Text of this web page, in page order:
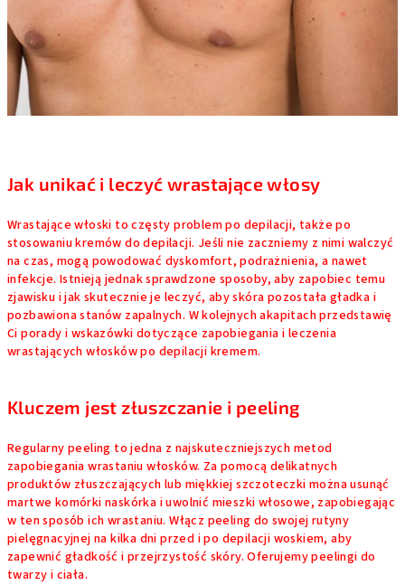
Jak unikać i leczyć wrastające włosy
Wrastające włoski to częsty problem po depilacji, także po
stosowaniu kremów do depilacji. Jeśli nie zaczniemy z nimi walczyć
na czas, mogą powodować dyskomfort, podrażnienia, a nawet
infekcje. Istnieją jednak sprawdzone sposoby, aby zapobiec temu
zjawisku i jak skutecznie je leczyć, aby skóra pozostała gładka i
pozbawiona stanów zapalnych. W kolejnych akapitach przedstawię
Ci porady i wskazówki dotyczące zapobiegania i leczenia
wrastających włosków po depilacji kremem.
Kluczem jest złuszczanie i peeling
Regularny peeling to jedna z najskuteczniejszych metod
zapobiegania wrastaniu włosków. Za pomocą delikatnych
produktów złuszczających lub miękkiej szczoteczki można usunąć
martwe komórki naskórka i uwolnić mieszki włosowe, zapobiegając
w ten sposób ich wrastaniu. Włącz peeling do swojej rutyny
pielęgnacyjnej na kilka dni przed i po depilacji woskiem, aby
zapewnić gładkość i przejrzystość skóry. Oferujemy peelingi do
twarzy i ciała.